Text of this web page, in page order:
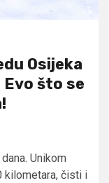
Osijeka
što se
Unikom
kilometara, čisti i